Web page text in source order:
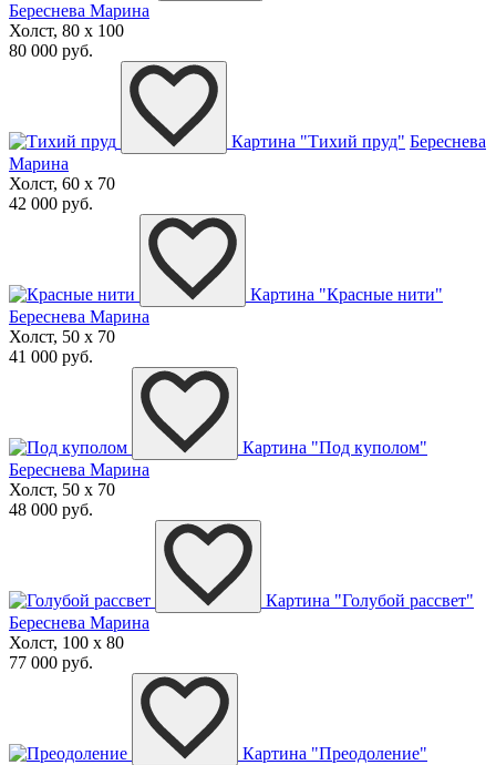
Береснева Марина
Холст, 80 x 100
80 000 руб.
Картина "Тихий пруд" Береснева
Марина
Холст, 60 x 70
42 000 руб.
Картина "Красные нити"
Береснева Марина
Холст, 50 x 70
41 000 руб.
Картина "Под куполом"
Береснева Марина
Холст, 50 x 70
48 000 руб.
Картина "Голубой рассвет"
Береснева Марина
Холст, 100 x 80
77 000 руб.
Картина "Преодоление"